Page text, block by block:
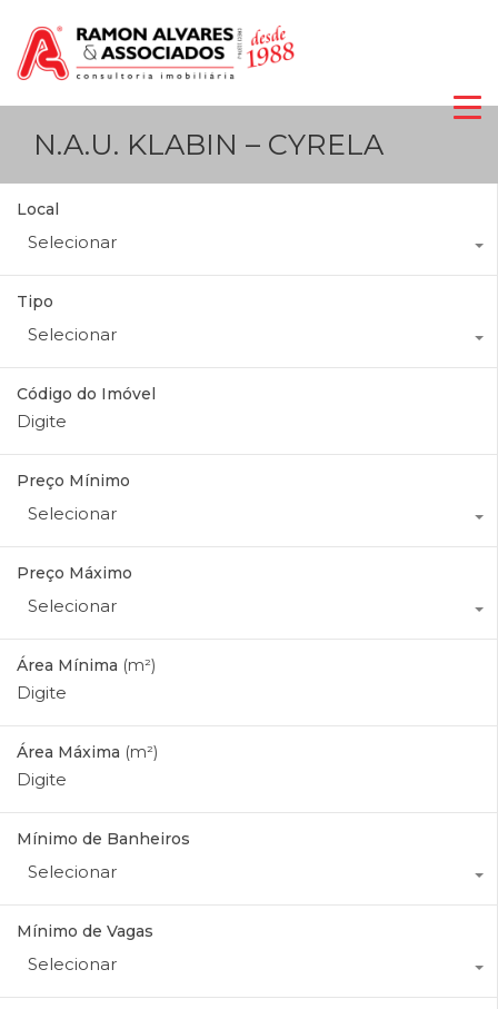
N.A.U. KLABIN – CYRELA
Local
Selecionar
Tipo
Selecionar
Código do Imóvel
Preço Mínimo
Selecionar
Preço Máximo
Selecionar
Área Mínima (m²)
Área Máxima (m²)
Mínimo de Banheiros
Selecionar
Mínimo de Vagas
Selecionar